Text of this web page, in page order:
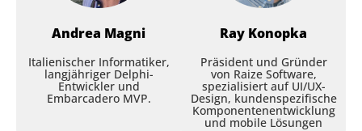
performance Delphi apps
with modern language
features
RemObjects
Andrea Magni
Italienischer Informatiker,
langjähriger Delphi-
Entwickler und
Embarcadero MVP.
Ray Konopka
Präsident und Gründer
von Raize Software,
spezialisiert auf UI/UX-
Design, kundenspezifische
Komponentenentwicklung
und mobile Lösungen